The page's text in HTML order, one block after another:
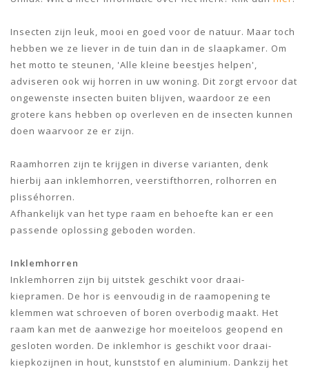
Insecten zijn leuk, mooi en goed voor de natuur. Maar toch
hebben we ze liever in de tuin dan in de slaapkamer. Om
het motto te steunen, 'Alle kleine beestjes helpen',
adviseren ook wij horren in uw woning. Dit zorgt ervoor dat
ongewenste insecten buiten blijven, waardoor ze een
grotere kans hebben op overleven en de insecten kunnen
doen waarvoor ze er zijn.
Raamhorren zijn te krijgen in diverse varianten, denk
hierbij aan inklemhorren, veerstifthorren, rolhorren en
plisséhorren.
Afhankelijk van het type raam en behoefte kan er een
passende oplossing geboden worden.
Inklemhorren
Inklemhorren zijn bij uitstek geschikt voor draai-
kiepramen. De hor is eenvoudig in de raamopening te
klemmen wat schroeven of boren overbodig maakt. Het
raam kan met de aanwezige hor moeiteloos geopend en
gesloten worden. De inklemhor is geschikt voor draai-
kiepkozijnen in hout, kunststof en aluminium. Dankzij het